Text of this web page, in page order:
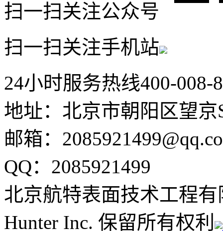
扫一扫关注公众号
扫一扫关注手机站
24小时服务热线400-008-
地址：北京市朝阳区望京
邮箱：
QQ：2085921499
北京航特表面技术工程
Hunter Inc. 保留所有权利